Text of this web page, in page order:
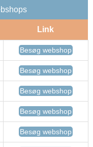
Link
Besøg webshop
Besøg webshop
Besøg webshop
Besøg webshop
Besøg webshop